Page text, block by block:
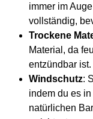
immer im
vollständig,
Trockene
Material, da
entzündbar ist.
Windschutz:
indem du es
natürlichen